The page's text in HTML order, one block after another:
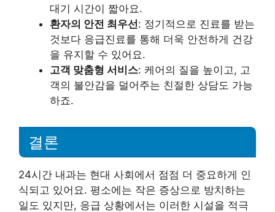
대기 시간이 짧아요.
환자의 안전 최우선: 정기적으로 진료를 받는
것보다 응급진료를 통해 더욱 안전하게 건강
을 유지할 수 있어요.
고객 맞춤형 서비스: 케어의 질을 높이고, 고
객의 불안감을 덜어주는 친절한 상담도 가능
하죠.
결론
24시간 내과는 현대 사회에서 점점 더 중요하게 인
식되고 있어요. 평소에는 작은 증상으로 방치하는
일도 있지만, 응급 상황에서는 이러한 시설을 적극